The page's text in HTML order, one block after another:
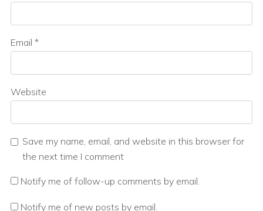
Email *
Website
Save my name, email, and website in this browser for
the next time I comment
Notify me of follow-up comments by email.
Notify me of new posts by email.